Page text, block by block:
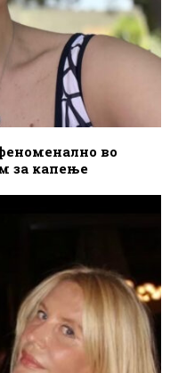
во
за капење